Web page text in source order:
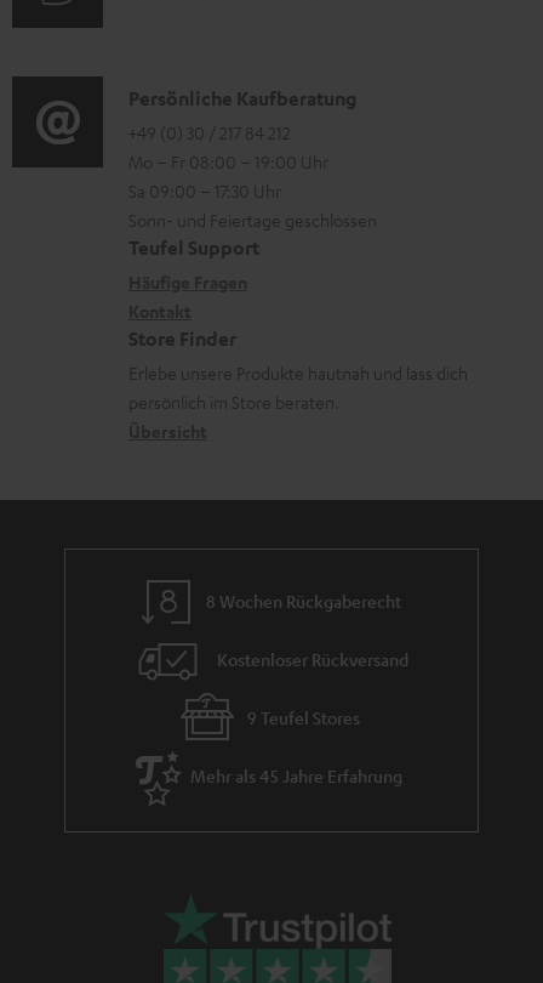
e
n
z
u
r
a
r
a
i
e
g
e
r
ä
t
ü
c
a
h
m
i
o
-
L
e
k
o
K
o
n
t
a
d
a
n
Persönliche Kaufberatung
+49 (0) 30 / 217 84 212
Mo – Fr 08:00 – 19:00 Uhr
Sa 09:00 – 17:30 Uhr
Sonn- und Feiertage geschlossen
Teufel Support
Store Finder
Erlebe unsere Produkte hautnah und lass dich
persönlich im Store beraten.
8 Wochen Rückgaberecht
Kostenloser Rückversand
9 Teufel Stores
Mehr als 45 Jahre Erfahrung